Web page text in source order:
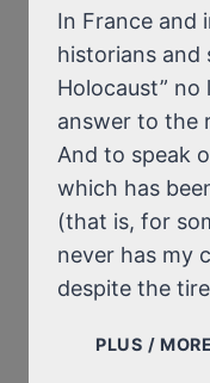
In France and
historians and
Holocaust”
answer to the
And to speak
which has
(that is, for
never has my
despite the
PLUS / MORE